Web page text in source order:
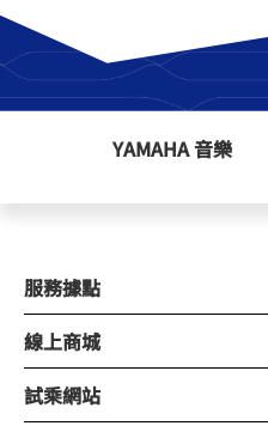
YAMAHA 音樂
服務據點
線上商城
試乘網站